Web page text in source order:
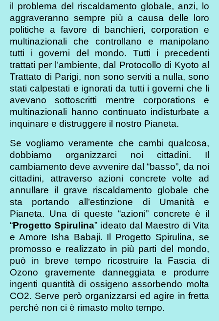
il problema del riscaldamento globale, anzi, lo
aggraveranno sempre più a causa delle loro
politiche a favore di banchieri, corporation e
multinazionali che controllano e manipolano
tutti i governi del mondo. Tutti i precedenti
trattati per l’ambiente, dal Protocollo di Kyoto al
Trattato di Parigi, non sono serviti a nulla, sono
stati calpestati e ignorati da tutti i governi che li
avevano sottoscritti mentre corporations e
multinazionali hanno continuato indisturbate a
inquinare e distruggere il nostro Pianeta.
Se vogliamo veramente che cambi qualcosa,
dobbiamo organizzarci noi cittadini. Il
cambiamento deve avvenire dal “basso”, da noi
cittadini, attraverso azioni concrete volte ad
annullare il grave riscaldamento globale che
sta portando all’estinzione di Umanità e
Pianeta. Una di queste “azioni” concrete è il
“Progetto Spirulina” ideato dal Maestro di Vita
e Amore Isha Babaji. Il Progetto Spirulina, se
promosso e realizzato in più parti del mondo,
può in breve tempo ricostruire la Fascia di
Ozono gravemente danneggiata e produrre
ingenti quantità di ossigeno assorbendo molta
CO2. Serve però organizzarsi ed agire in fretta
perchè non ci è rimasto molto tempo.